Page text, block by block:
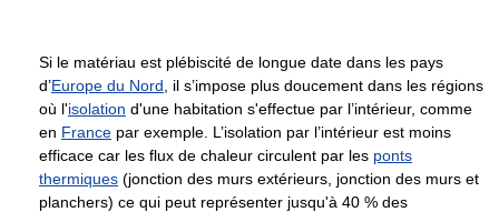
Si le matériau est plébiscité de longue date dans les pays
d’Europe du Nord , il s’impose plus doucement dans les régions
où l'isolation d'une habitation s'effectue par l’intérieur, comme
en France par exemple. L’isolation par l’intérieur est moins
efficace car les flux de chaleur circulent par les ponts
thermiques (jonction des murs extérieurs, jonction des murs et
planchers) ce qui peut représenter jusqu'à 40 % des